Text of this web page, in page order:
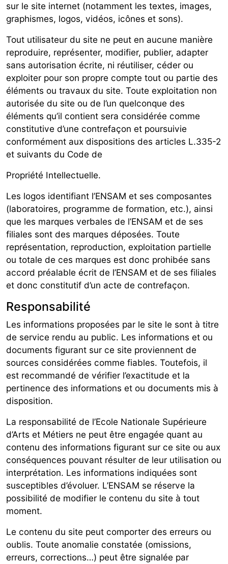
sur le site internet (notamment les textes, images,
graphismes, logos, vidéos, icônes et sons).
Tout utilisateur du site ne peut en aucune manière
reproduire, représenter, modifier, publier, adapter
sans autorisation écrite, ni réutiliser, céder ou
exploiter pour son propre compte tout ou partie des
éléments ou travaux du site. Toute exploitation non
autorisée du site ou de l’un quelconque des
éléments qu’il contient sera considérée comme
constitutive d’une contrefaçon et poursuivie
conformément aux dispositions des articles L.335-2
et suivants du Code de
Propriété Intellectuelle.
Les logos identifiant l’ENSAM et ses composantes
(laboratoires, programme de formation, etc.), ainsi
que les marques verbales de l’ENSAM et de ses
filiales sont des marques déposées. Toute
représentation, reproduction, exploitation partielle
ou totale de ces marques est donc prohibée sans
accord préalable écrit de l’ENSAM et de ses filiales
et donc constitutif d’un acte de contrefaçon.
Responsabilité
Les informations proposées par le site le sont à titre
de service rendu au public. Les informations et ou
documents figurant sur ce site proviennent de
sources considérées comme fiables. Toutefois, il
est recommandé de vérifier l’exactitude et la
pertinence des informations et ou documents mis à
disposition.
La responsabilité de l’Ecole Nationale Supérieure
d’Arts et Métiers ne peut être engagée quant au
contenu des informations figurant sur ce site ou aux
conséquences pouvant résulter de leur utilisation ou
interprétation. Les informations indiquées sont
susceptibles d’évoluer. L’ENSAM se réserve la
possibilité de modifier le contenu du site à tout
moment.
Le contenu du site peut comporter des erreurs ou
oublis. Toute anomalie constatée (omissions,
erreurs, corrections…) peut être signalée par